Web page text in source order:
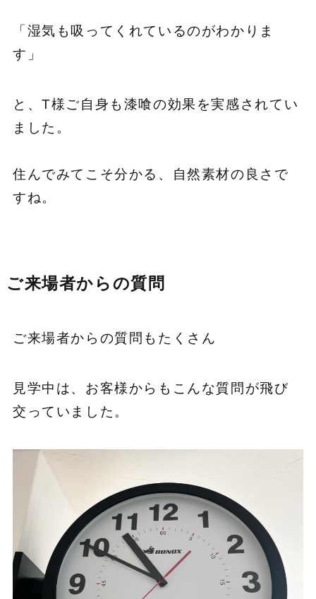
「湿気も吸ってくれているのがわかりま
す」
と、T様ご自身も漆喰の効果を実感されてい
ました。
住んでみてこそ分かる、自然素材の良さで
すね。
ご来場者からの質問
ご来場者からの質問もたくさん
見学中は、お客様からもこんな質問が飛び
交っていました。